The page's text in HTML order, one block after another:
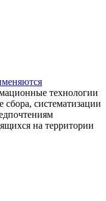
технологии
систематизации
на территории